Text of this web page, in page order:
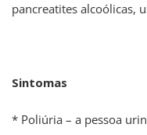
pancreatites alcoólicas,
Sintomas
* Poliúria – a pessoa